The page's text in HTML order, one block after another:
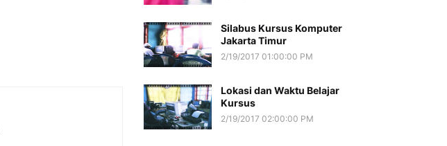
Silabus Kursus Komputer
Jakarta Timur
2/19/2017 01:00:00 PM
Lokasi dan Waktu Belajar
Kursus
2/19/2017 02:00:00 PM